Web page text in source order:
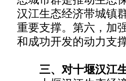
汉江生态经济带城镇
重要支撑。第六，加
和成功开发的动力支撑
三、对十堰汉江生